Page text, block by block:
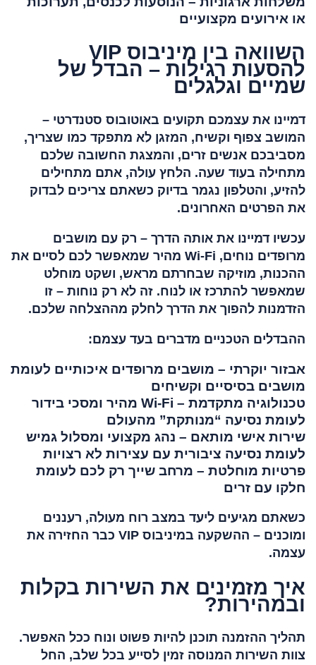
או אירועים מקצועיים
השוואה בין מיניבוס VIP
להסעות רגילות – הבדל של
שמיים וגלגלים
דמיינו את עצמכם תקועים באוטובוס סטנדרטי –
המושב צפוף וקשיח, המזגן לא מתפקד כמו שצריך,
מסביבכם אנשים זרים, והמצגת החשובה שלכם
מתחילה בעוד שעה. הלחץ עולה, אתם מתחילים
להזיע, והטלפון נגמר בדיוק כשאתם צריכים לבדוק
את הפרטים האחרונים.
עכשיו דמיינו את אותה הדרך – רק עם מושבים
מרופדים נוחים, Wi-Fi מהיר שמאפשר לכם לסיים את
ההכנות, מוזיקה שבחרתם מראש, ושקט מוחלט
שמאפשר להתרכז או לנוח. זה לא רק נוחות – זו
הזדמנות להפוך את הדרך לחלק מההצלחה שלכם.
ההבדלים הטכניים מדברים בעד עצמם:
אבזור יוקרתי – מושבים מרופדים איכותיים לעומת
מושבים בסיסיים וקשיחים
טכנולוגיה מתקדמת – Wi-Fi מהיר ומסכי בידור
לעומת נסיעה “מנותקת” מהעולם
שירות אישי מותאם – נהג מקצועי ומסלול גמיש
לעומת נסיעה ציבורית עם עצירות לא רצויות
פרטיות מוחלטת – מרחב שייך רק לכם לעומת
חלקו עם זרים
כשאתם מגיעים ליעד במצב רוח מעולה, רעננים
ומוכנים – ההשקעה במיניבוס VIP כבר החזירה את
עצמה.
איך מזמינים את השירות בקלות
ובמהירות?
תהליך ההזמנה תוכנן להיות פשוט ונוח ככל האפשר.
צוות השירות המנוסה זמין לסייע בכל שלב, החל